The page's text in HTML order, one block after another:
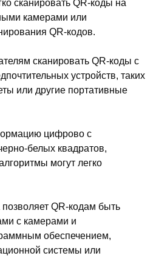
сканировать QR-коды на
камерами или
QR-кодов.
сканировать QR-коды с
устройств, таких
или другие портативные
цифрово с
белых квадратов,
могут легко
QR-кодам быть
с камерами и
обеспечением,
системы или